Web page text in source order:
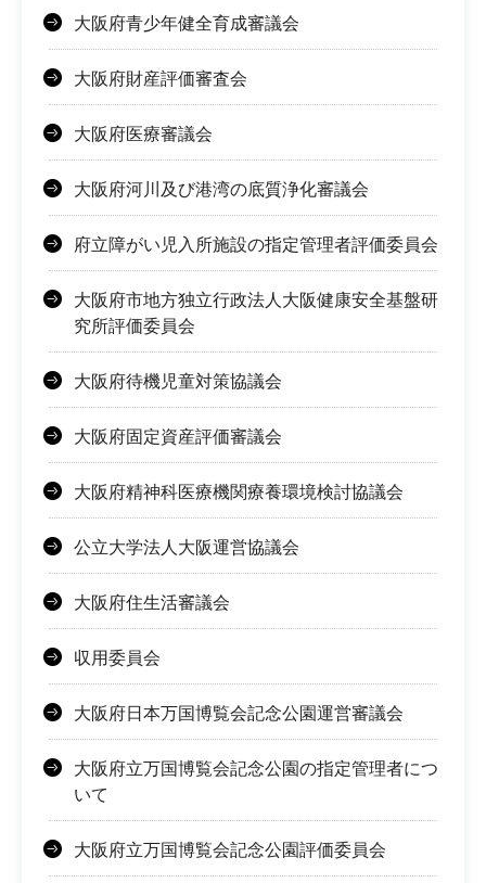
大阪府青少年健全育成審議会
大阪府財産評価審査会
大阪府医療審議会
大阪府河川及び港湾の底質浄化審議会
府立障がい児入所施設の指定管理者評価委員会
大阪府市地方独立行政法人大阪健康安全基盤研
究所評価委員会
大阪府待機児童対策協議会
大阪府固定資産評価審議会
大阪府精神科医療機関療養環境検討協議会
公立大学法人大阪運営協議会
大阪府住生活審議会
収用委員会
大阪府日本万国博覧会記念公園運営審議会
大阪府立万国博覧会記念公園の指定管理者につ
いて
大阪府立万国博覧会記念公園評価委員会